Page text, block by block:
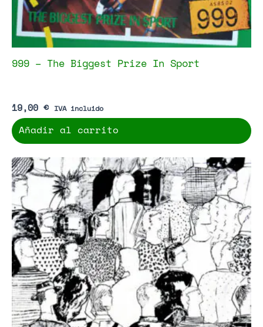
999 – The Biggest Prize In Sport
19,00 € IVA incluido
Añadir al carrito